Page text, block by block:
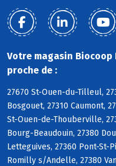
Votre magasin Biocoop
proche de :
27670 St-Ouen-du-Tilleul,
Bosgouet, 27310 Caumont,
St-Ouen-de-Thouberville,
Bourg-Beaudouin, 27380
Letteguives, 27360 Pont-St-
Romilly s/Andelle, 27380